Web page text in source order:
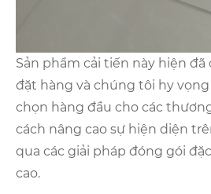
Sản phẩm cải tiến này hiện đã
đặt hàng và chúng tôi hy
chọn hàng đầu cho các
cách nâng cao sự hiện diện
qua các giải pháp đóng gói
cao.